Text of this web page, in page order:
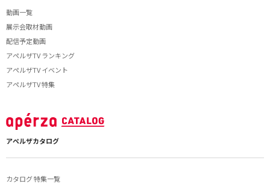
動画一覧
展示会取材動画
配信予定動画
アペルザTV ランキング
アペルザTV イベント
アペルザTV 特集
アペルザカタログ
カタログ 特集一覧